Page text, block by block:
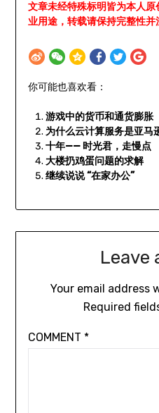
文章未经特殊标明皆为本人
业用途，转载请保持完整性并
你可能也喜欢看：
游戏中的货币和通货膨胀
为什么云计算服务是亚马
十年—— 时光君，走慢点
大楼扔鸡蛋问题的求解
继续说说 “在家办公”
Leave
Your email address
Required
COMMENT *